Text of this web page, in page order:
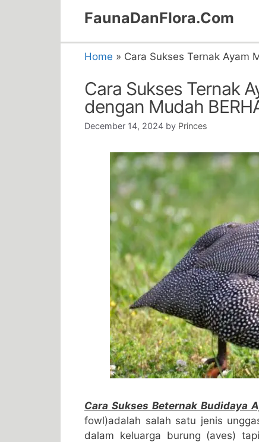
FaunaDanFlora.Com
Home » Cara Sukses Ternak Ayam
Cara Sukses Ternak
dengan Mudah
December 14, 2024 by Princes
Cara Sukses Beternak Budidaya
fowl)adalah salah satu jenis
dalam keluarga burung (aves)